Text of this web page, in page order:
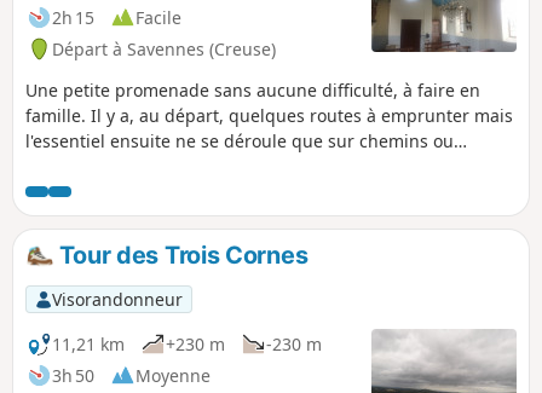
2h 15
Facile
Départ à Savennes (Creuse)
Une petite promenade sans aucune difficulté, à faire en
famille. Il y a, au départ, quelques routes à emprunter mais
l'essentiel ensuite ne se déroule que sur chemins ou
église de Savennes, son plafond bleu ciel et sa paisible
atmosphère... si vous trouvez la clef pour y entrer...(*)
Tour des Trois Cornes
Visorandonneur
11,21 km
+230 m
-230 m
3h 50
Moyenne